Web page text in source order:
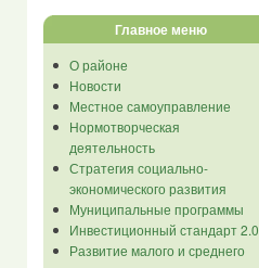
Главное меню
О районе
Новости
Местное самоуправление
Нормотворческая
деятельность
Стратегия социально-
экономического развития
Муниципальные программы
Инвестиционный стандарт 2.0
Развитие малого и среднего